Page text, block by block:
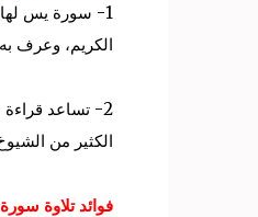
1- سورة يس لها
الكريم، وعرف
2- تساعد
الكثير من
فوائد تلاوة